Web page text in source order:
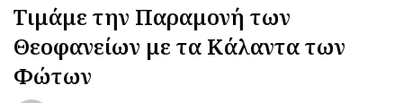
Τιμάμε την Παραμονή των
Θεοφανείων με τα Κάλαντα των
Φώτων